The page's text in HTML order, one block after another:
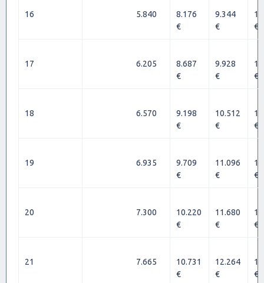
16 5.840
8.176
€
9.344
€
€
17 6.205
8.687
€
9.928
€
€
18 6.570
9.198
€
10.512
€
€
19 6.935
9.709
€
11.096
€
€
20 7.300
10.220
€
11.680
€
€
21 7.665
10.731
€
12.264
€
€